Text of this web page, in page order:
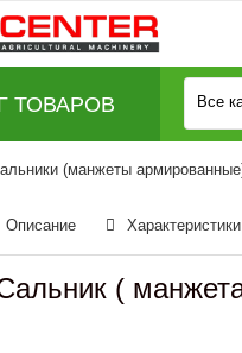
ТОВАРОВ Все
(манжеты
Описание Характеристики
(